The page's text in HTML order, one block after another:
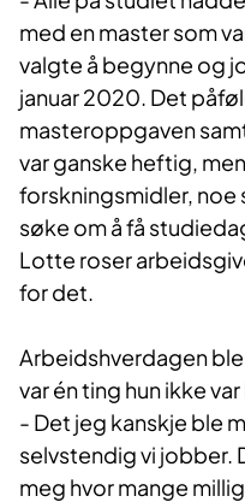
med en master som
valgte å begynne og
januar 2020. Det
masteroppgaven
var ganske heftig,
forskningsmidler, noe
søke om å få
Lotte roser
for det.
Arbeidshverdagen
var én ting hun ikke
- Det jeg kanskje ble
selvstendig vi jobber.
meg hvor mange